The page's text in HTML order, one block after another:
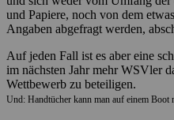
und Papiere, noch von dem
Angaben abgefragt werden,
Auf jeden Fall ist es aber eine
im nächsten Jahr mehr WSVler
Wettbewerb zu beteiligen.
Und: Handtücher kann man auf einem Boot